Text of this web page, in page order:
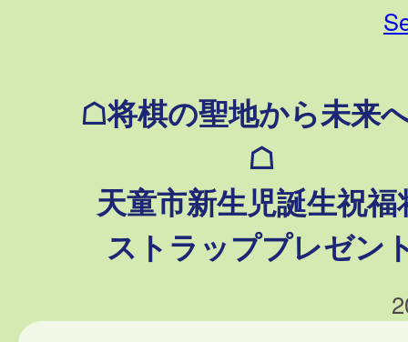
☖将棋の聖地から未来
☖
天童市新生児誕生祝福
ストラッププレゼン